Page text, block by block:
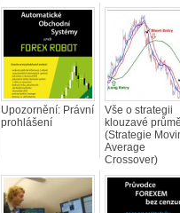
Upozornění: Právní
prohlášení
Vše o strategii
klouzavé
(Strategie
Average
Crossover)